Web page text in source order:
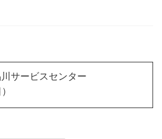
川サービスセンター